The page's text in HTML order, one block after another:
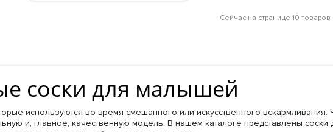
Сейчас на странице 10 товаров
соски для малышей
используются во время смешанного или искусственного
и, главное, качественную модель. В нашем каталоге представлены соски